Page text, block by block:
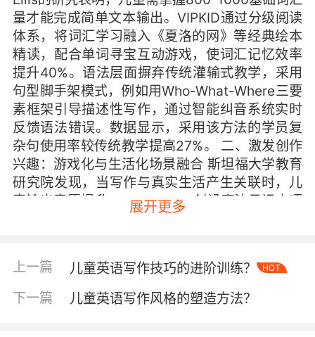
量才能完成简单文本输出。VIPKID通过分级阅读
体系，将词汇学习融入《夏洛的网》等经典绘本
精读，配合单词寻宝互动游戏，使词汇记忆效率
提升40%。语法层面摒弃传统灌输式教学，采用
句型脚手架模式，例如用Who-What-Where三要
素框架引导描述性写作，通过智能纠音系统实时
反馈语法错误。数据显示，采用该方法的学员复
杂句使用率较传统教学提高27%。 二、激发创作
兴趣：游戏化与生活化场景融合 斯坦福大学教育
研究院发现，当写作与真实生活产生关联时，儿
童输出意愿提升65%。VIPKID创设魔法日记本项
目，将节日派对策划、宠物饲养记录等生活场景
工坊，学员通过烘焙蛋糕情境学习制作流程说明
文。北京师范大学刘教授团队跟踪研究显示，此
类教学使叙事连贯性提升32%，细节描写丰富度
增加58%。平台数据显示，83%学员在我的太空
展开更多
上一篇 儿童英语写作技巧的进阶训练？ HOT
下一篇 儿童英语写作风格的塑造方法？